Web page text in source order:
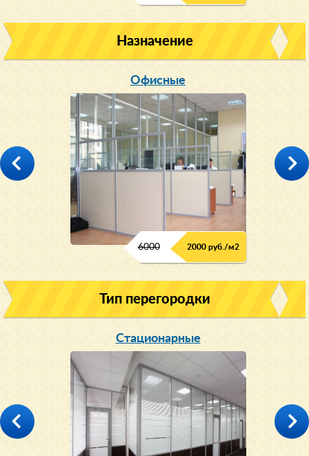
Назначение
Офисные
6000 2000 руб./м2
Тип перегородки
Стационарные